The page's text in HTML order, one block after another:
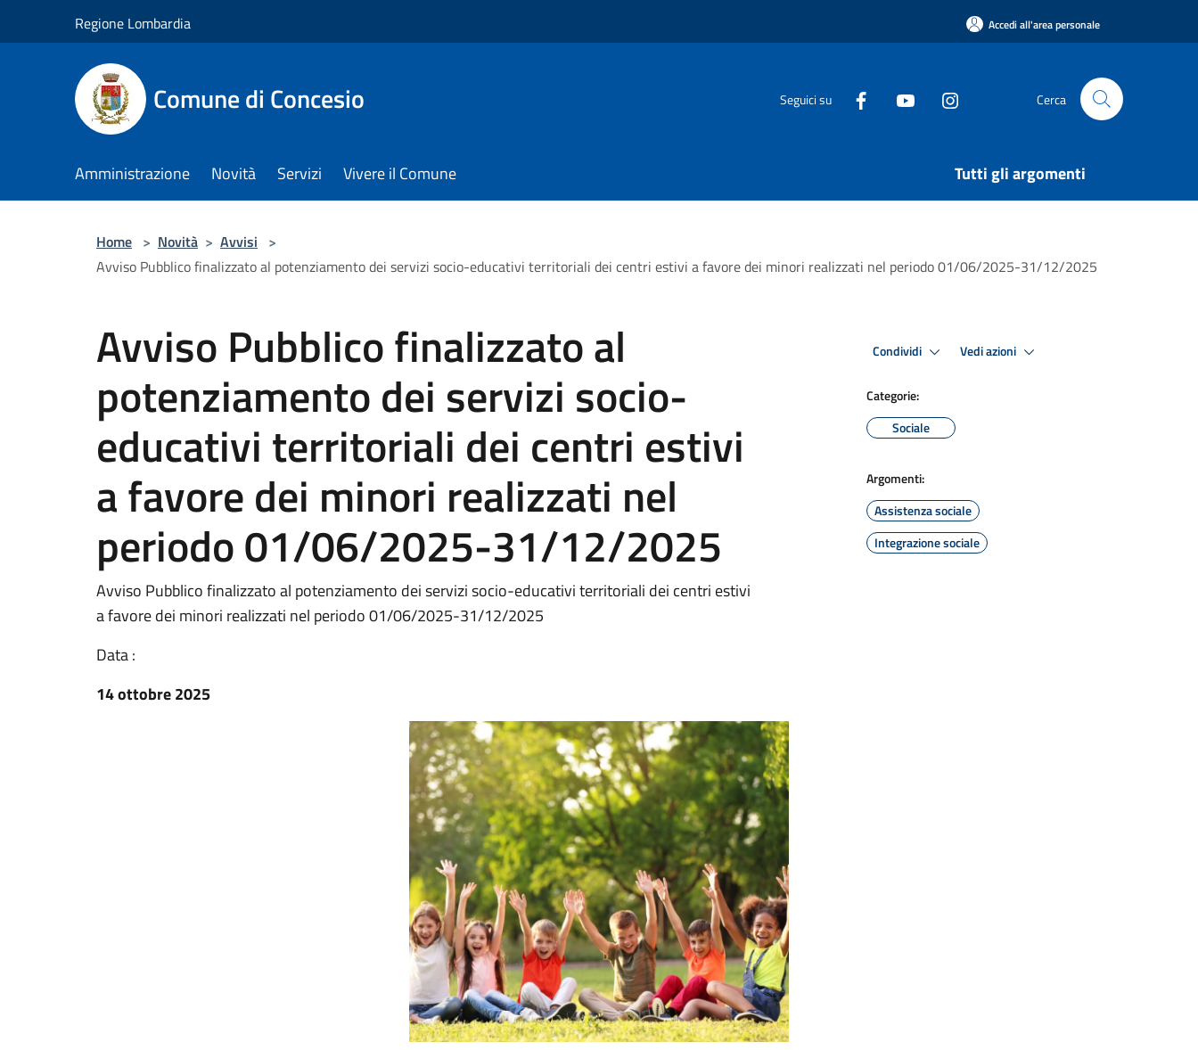
Regione Lombardia Accedi all'area personale
Comune di Concesio Seguici su Cerca
Amministrazione Novità Servizi Vivere il Comune Tutti gli argomenti
Home > Novità > Avvisi >
Avviso Pubblico finalizzato al potenziamento dei servizi socio-educativi territoriali dei centri estivi a favore dei minori realizzati nel periodo 01/06/2025-31/12/2025
Avviso Pubblico finalizzato al
potenziamento dei servizi socio-
educativi territoriali dei centri estivi
a favore dei minori realizzati nel
periodo 01/06/2025-31/12/2025
Avviso Pubblico finalizzato al potenziamento dei servizi socio-educativi territoriali dei centri estivi
a favore dei minori realizzati nel periodo 01/06/2025-31/12/2025
Data :
14 ottobre 2025
Condividi Vedi azioni
Categorie:
Sociale
Argomenti:
Assistenza sociale
Integrazione sociale